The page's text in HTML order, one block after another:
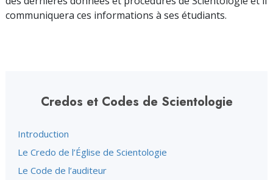
communiquera ces informations à ses étudiants.
Credos et Codes de Scientologie
Introduction
Le Credo de l’Église de Scientologie
Le Code de l’auditeur